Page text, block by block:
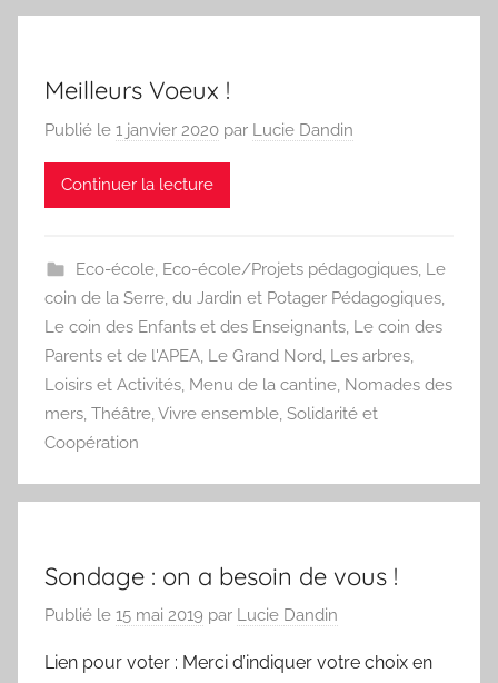
Meilleurs Voeux !
Publié le 1 janvier 2020 par Lucie Dandin
Continuer la lecture
Eco-école, Eco-école/Projets pédagogiques, Le
coin de la Serre, du Jardin et Potager Pédagogiques,
Le coin des Enfants et des Enseignants, Le coin des
Parents et de l'APEA, Le Grand Nord, Les arbres,
Loisirs et Activités, Menu de la cantine, Nomades des
mers, Théâtre,Vivre ensemble, Solidarité et
Coopération
Sondage : on a besoin de vous !
Publié le 15 mai 2019 par Lucie Dandin
Lien pour voter : Merci d’indiquer votre choix en